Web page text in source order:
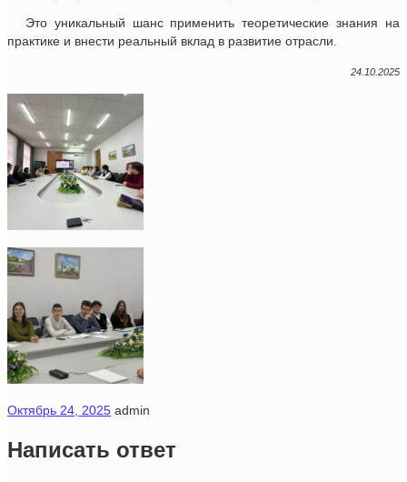
Это уникальный шанс применить теоретические знания на
практике и внести реальный вклад в развитие отрасли.
24.10.2025
Октябрь 24, 2025 admin
Написать ответ